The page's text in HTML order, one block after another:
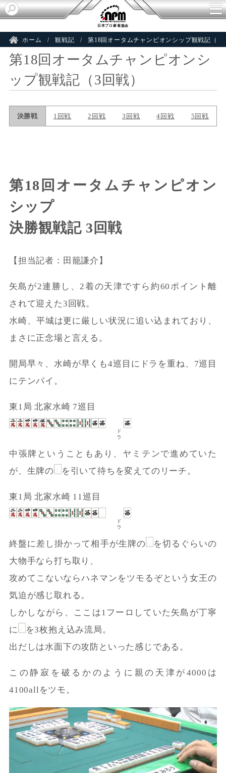
日本プロ麻雀協会
ホーム 観戦記 第18回オータムチャンピオンシップ観戦記（3
第18回オータムチャンピオンシ
ップ観戦記（3回戦）
第18回オータムチャンピオン
シップ
決勝観戦記 3回戦
【担当記者：田籠謙介】
矢島が2連勝し、2着の天津ですら約60ポイント離
されて迎えた3回戦。
水崎、平城は更に厳しい状況に追い込まれており、
まさに正念場と言える。
開局早々、水崎が早くも4巡目にドラを重ね、7巡目
にテンパイ。
東1局 北家水崎 7巡目
ドラ
中張牌ということもあり、ヤミテンで進めていた
が、生牌の
を引いて待ちを変えてのリーチ。
東1局 北家水崎 11巡目
ドラ
終盤に差し掛かって相手が生牌の
を切るぐらいの
大物手なら打ち取り、
攻めてこないならハネマンをツモるぞという女王の
気迫が感じ取れる。
しかしながら、ここは1フーロしていた矢島が丁寧
に
を3枚抱え込み流局。
出だしは水面下の攻防といった感じである。
この静寂を破るかのように親の天津が4000は
4100allをツモ。